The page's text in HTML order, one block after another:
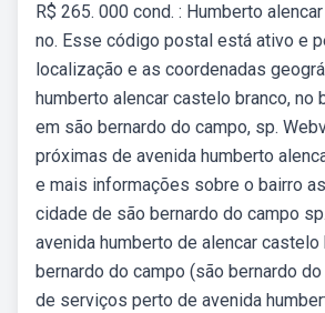
R$ 265. 000 cond. : Humberto
no. Esse código postal está ativo e
localização e as coordenadas
humberto alencar castelo branco, no
em são bernardo do campo, sp.
próximas de avenida humberto
e mais informações sobre o bairro
cidade de são bernardo do campo
avenida humberto de alencar castelo
bernardo do campo (são bernardo
de serviços perto de avenida